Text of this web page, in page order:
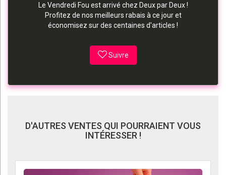
Le Vendredi Fou est arrivé chez Deux par Deux !
Profitez de nos meilleurs rabais à ce jour et
économisez sur des centaines d'articles !
Suivre
D'AUTRES VENTES QUI POURRAIENT VOUS
INTÉRESSER !